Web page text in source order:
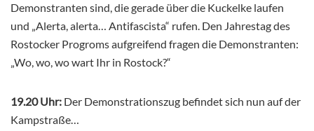
Demonstranten sind, die gerade über die Kuckelke laufen
und „Alerta, alerta… Antifascista“ rufen. Den Jahrestag des
Rostocker Progroms aufgreifend fragen die Demonstranten:
„Wo, wo, wo wart Ihr in Rostock?“
19.20 Uhr: Der Demonstrationszug befindet sich nun auf der
Kampstraße…